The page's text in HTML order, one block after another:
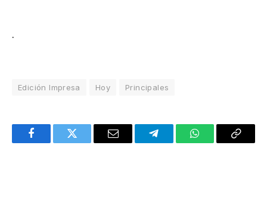
.
Edición Impresa Hoy Principales
FacebookTwitter Email TelegramWhatsAppCopy